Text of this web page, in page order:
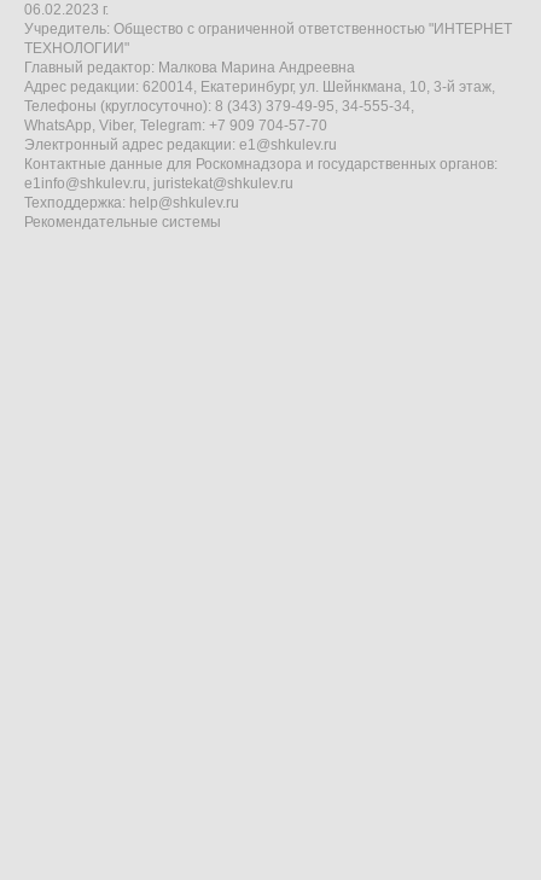
06.02.2023 г.
Учредитель: Общество с ограниченной ответственностью "ИНТЕРНЕТ
ТЕХНОЛОГИИ"
Главный редактор: Малкова Марина Андреевна
Адрес редакции: 620014, Екатеринбург, ул. Шейнкмана, 10, 3-й этаж,
Телефоны (круглосуточно): 8 (343) 379-49-95, 34-555-34,
WhatsApp, Viber, Telegram: +7 909 704-57-70
Электронный адрес редакции: e1@shkulev.ru
Контактные данные для Роскомнадзора и государственных органов:
e1info@shkulev.ru, juristekat@shkulev.ru
Техподдержка: help@shkulev.ru
Рекомендательные системы